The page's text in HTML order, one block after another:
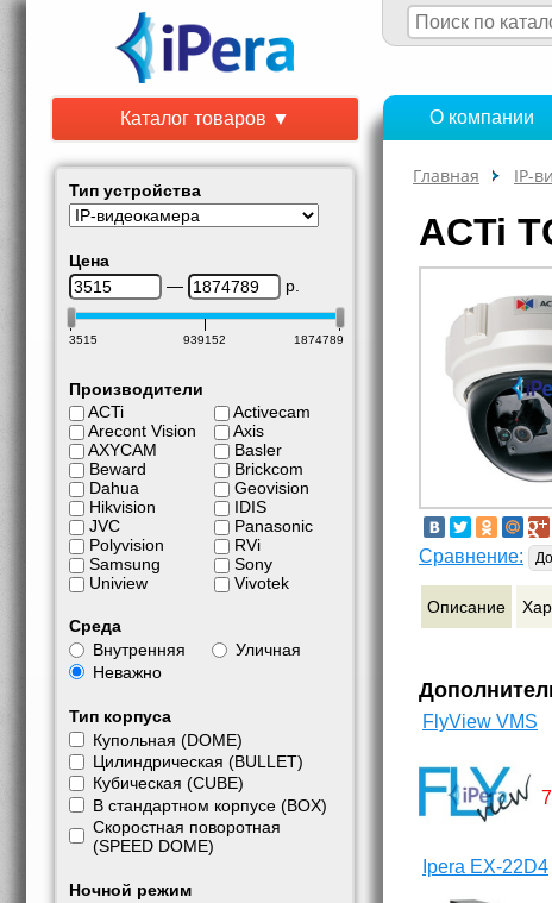
Каталог товаров ▼
Тип устройства
Цена
—
р.
3515 939152 1874789
Производители
ACTi
Arecont Vision
AXYCAM
Beward
Dahua
Hikvision
JVC
Polyvision
Samsung
Uniview
Activecam
Axis
Basler
Brickcom
Geovision
IDIS
Panasonic
RVi
Sony
Vivotek
Среда
Внутренняя
Уличная
Неважно
Тип корпуса
Купольная (DOME)
Цилиндрическая (BULLET)
Кубическая (CUBE)
В стандартном корпусе (BOX)
Скоростная поворотная
(SPEED DOME)
Ночной режим
О компании
Главная IP-
ACTi
Сравнение:
Описание
FlyView VMS
Ipera EX-22D4